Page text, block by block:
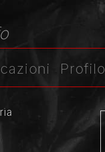
Profilo